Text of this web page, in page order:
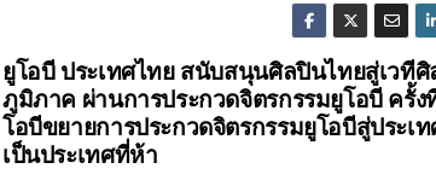
ยูโอบี ประเทศไทย สนับสนุนศิลปินไทยสู่เวทีศิ
ภูมิภาค ผ่านการประกวดจิตรกรรมยูโอบี ครั้ง
โอบีขยายการประกวดจิตรกรรมยูโอบีสู่ประเ
เป็นประเทศที่ห้า